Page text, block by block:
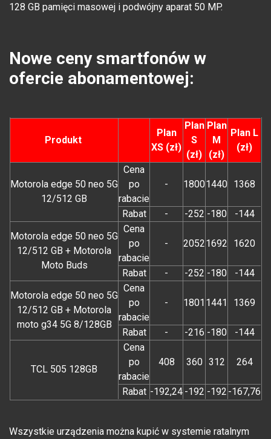
128 GB pamięci masowej i podwójny aparat 50 MP.
Nowe ceny smartfonów w
ofercie abonamentowej:
Produkt
Plan
XS (zł)
Plan
S
(zł)
Plan
M
(zł)
Plan L
(zł)
Motorola edge 50 neo 5G
12/512 GB
Cena
po
rabacie
- 18001440 1368
Rabat - -252 -180
-144
Motorola edge 50 neo 5G
12/512 GB + Motorola
Moto Buds
Cena
po
rabacie
- 20521692 1620
Rabat - -252 -180
-144
Motorola edge 50 neo 5G
12/512 GB + Motorola
moto g34 5G 8/128GB
Cena
po
rabacie
- 1801 1441 1369
Rabat - -216 -180 -144
TCL 505 128GB
Cena
po
rabacie
408 360 312 264
Rabat -192,24 -192 -192 -167,76
Wszystkie urządzenia można kupić w systemie ratalnym